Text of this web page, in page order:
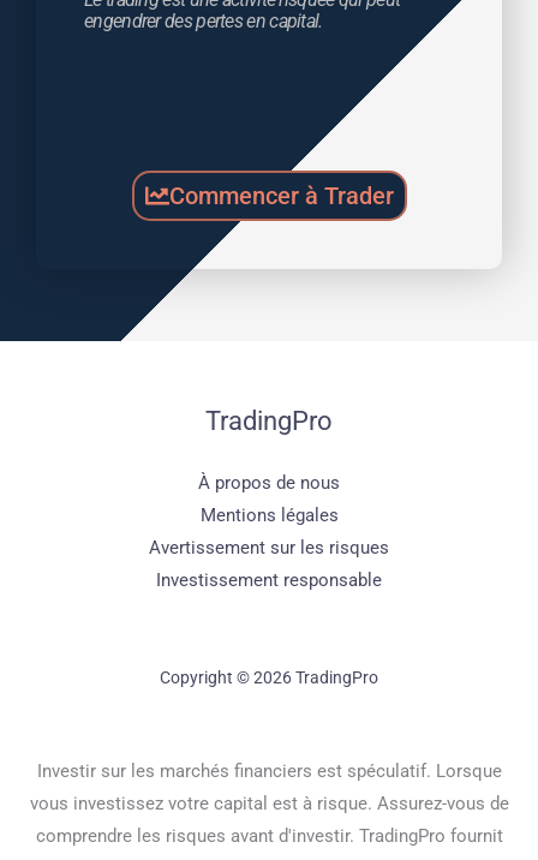
engendrer des pertes en capital.
Commencer à Trader
TradingPro
À propos de nous
Mentions légales
Avertissement sur les risques
Investissement responsable
Copyright © 2026 TradingPro
Investir sur les marchés financiers est spéculatif. Lorsque
vous investissez votre capital est à risque. Assurez-vous de
comprendre les risques avant d'investir. TradingPro fournit